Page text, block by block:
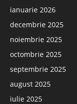
ianuarie 2026
decembrie 2025
noiembrie 2025
octombrie 2025
septembrie 2025
august 2025
iulie 2025